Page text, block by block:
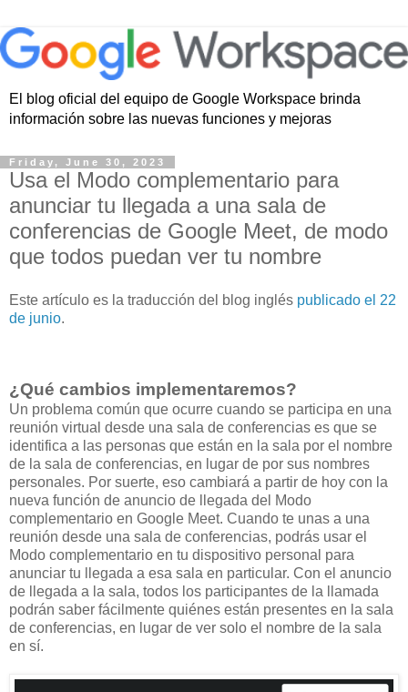
El blog oficial del equipo de Google Workspace brinda
información sobre las nuevas funciones y mejoras
Friday, June 30, 2023
Usa el Modo complementario para
anunciar tu llegada a una sala de
conferencias de Google Meet, de modo
que todos puedan ver tu nombre
Este artículo es la traducción del blog inglés publicado el 22
de junio.
¿Qué cambios implementaremos?
Un problema común que ocurre cuando se participa en una
reunión virtual desde una sala de conferencias es que se
identifica a las personas que están en la sala por el nombre
de la sala de conferencias, en lugar de por sus nombres
personales. Por suerte, eso cambiará a partir de hoy con la
nueva función de anuncio de llegada del Modo
complementario en Google Meet. Cuando te unas a una
reunión desde una sala de conferencias, podrás usar el
Modo complementario en tu dispositivo personal para
anunciar tu llegada a esa sala en particular. Con el anuncio
de llegada a la sala, todos los participantes de la llamada
podrán saber fácilmente quiénes están presentes en la sala
de conferencias, en lugar de ver solo el nombre de la sala
en sí.